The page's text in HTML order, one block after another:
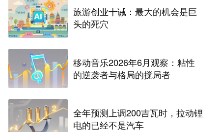
旅游创业十诫：最大的机会是巨
头的死穴
移动音乐2026年6月观察：粘性
的逆袭者与格局的搅局者
全年预测上调200吉瓦时，拉动锂
电的已经不是汽车